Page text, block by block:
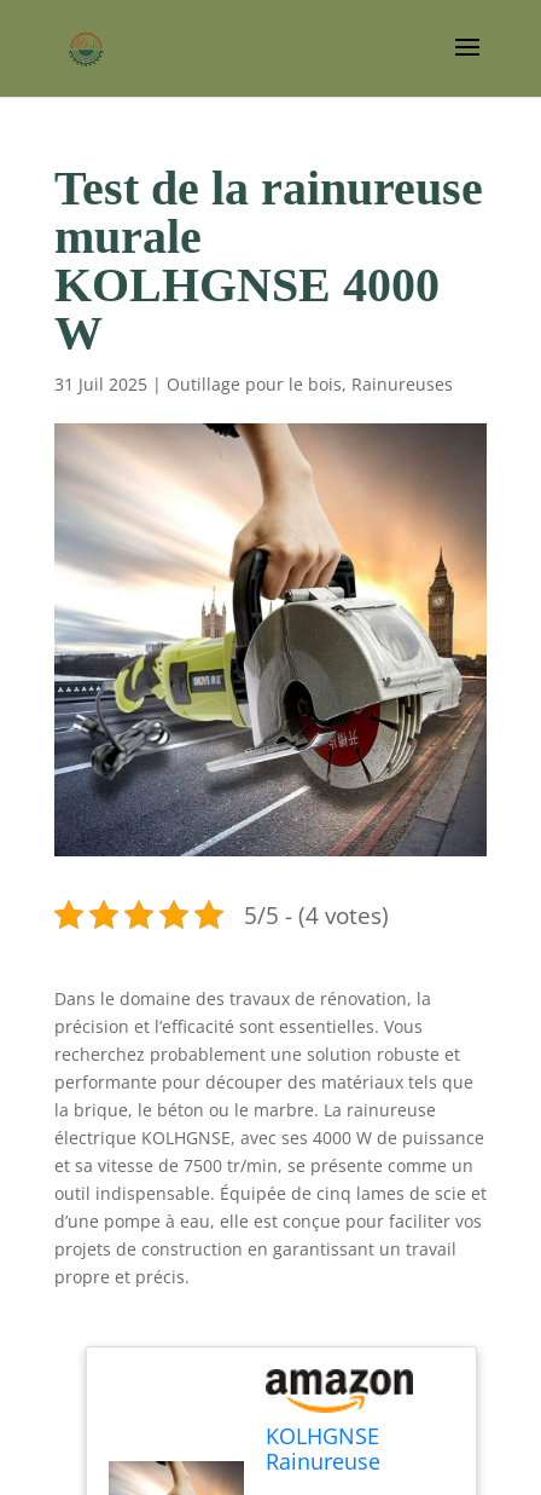
Test de la rainureuse
murale
KOLHGNSE 4000
W
31 Juil 2025| Outillage pour le bois, Rainureuses
5/5 - (4 votes)
Dans le domaine des travaux de rénovation, la
précision et l’efficacité sont essentielles. Vous
recherchez probablement une solution robuste et
performante pour découper des matériaux tels que
la brique, le béton ou le marbre. La rainureuse
électrique KOLHGNSE, avec ses 4000 W de puissance
et sa vitesse de 7500 tr/min, se présente comme un
outil indispensable. Équipée de cinq lames de scie et
d’une pompe à eau, elle est conçue pour faciliter vos
projets de construction en garantissant un travail
propre et précis.
KOLHGNSE
Rainureuse